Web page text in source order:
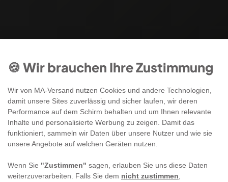
🍪 Wir brauchen Ihre Zustimmung
Wir von MA-Versand nutzen Cookies und andere Technologien,
damit unsere Sites zuverlässig und sicher laufen, wir deren
Performance auf dem Schirm behalten und um Ihnen relevante
Inhalte und personalisierte Werbung zu zeigen. Damit das
funktioniert, sammeln wir Daten über unsere Nutzer und wie sie
unsere Angebote auf welchen Geräten nutzen.
Wenn Sie "Zustimmen" sagen, erlauben Sie uns diese Daten
weiterzuverarbeiten. Falls Sie dem nicht zustimmen